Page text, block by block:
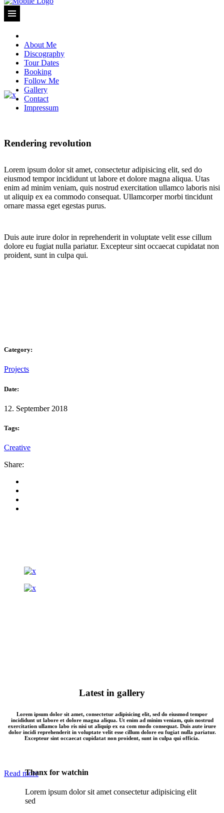
About Me
Discography
Tour Dates
Booking
Follow Me
Gallery
Contact
Impressum
Rendering revolution
Lorem ipsum dolor sit amet, consectetur adipisicing elit, sed do
eiusmod tempor incididunt ut labore et dolore magna aliqua. Utas
enim ad minim veniam, quis nostrud exercitation ullamco laboris nisi
ut aliquip ex ea commodo consequat. Ullamcorper morbi tincidunt
ornare massa eget egestas purus.
Duis aute irure dolor in reprehenderit in voluptate velit esse cillum
dolore eu fugiat nulla pariatur. Excepteur sint occaecat cupidatat non
proident, sunt in culpa qui.
Category:
Projects
Date:
12. September 2018
Tags:
Creative
Share:
Latest in gallery
Lorem ipsum dolor sit amet, consectetur adipisicing elit, sed do eiusmod tempor
incididunt ut labore et dolore magna aliqua. Ut enim ad minim veniam, quis nostrud
exercitation ullamco labo ris nisi ut aliquip ex ea com modo consequat. Duis aute irure
dolor incidi reprehenderit in voluptate velit esse cillum dolore eu fugiat nulla pariatur.
Excepteur sint occaecat cupidatat non proident, sunt in culpa qui officia.
Read moreThanx for watchin
Lorem ipsum dolor sit amet consectetur adipisicing elit
sed